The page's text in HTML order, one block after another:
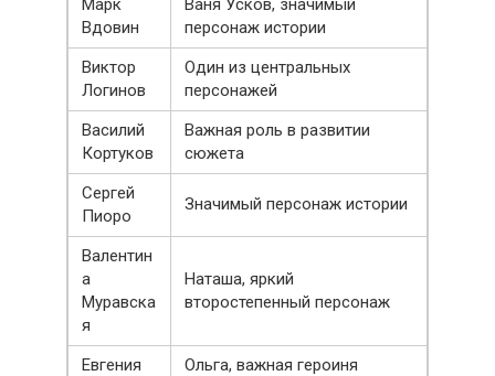
Вдовин
персонаж истории
Виктор
Логинов
Один из центральных
персонажей
Василий
Кортуков
Важная роль в развитии
сюжета
Сергей
Пиоро
Значимый персонаж истории
Валентин
а
Муравска
я
Наташа, яркий
второстепенный персонаж
Евгения
Ольга, важная героиня